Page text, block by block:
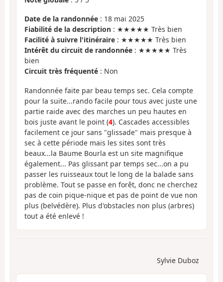
Date de la randonnée : 18 mai 2025
Fiabilité de la description : ★★★★★ Très bien
Facilité à suivre l'itinéraire : ★★★★★ Très bien
Intérêt du circuit de randonnée : ★★★★★ Très
bien
Circuit très fréquenté : Non
Randonnée faite par beau temps sec. Cela compte
pour la suite...rando facile pour tous avec juste une
partie raide avec des marches un peu hautes en
bois juste avant le point (4). Cascades accessibles
facilement ce jour sans "glissade" mais presque à
sec à cette période mais les sites sont très
beaux...la Baume Bourla est un site magnifique
également... Pas glissant par temps sec...on a pu
passer les ruisseaux tout le long de la balade sans
problème. Tout se passe en forêt, donc ne cherchez
pas de coin pique-nique et pas de point de vue non
plus (belvédère). Plus d'obstacles non plus (arbres)
tout a été enlevé !
Sylvie Duboz